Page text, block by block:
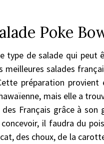
Poke
type de salade qui peut
meilleures salades
préparation provient
mais elle a
Français grâce à son
il faudra du
des choux, de la